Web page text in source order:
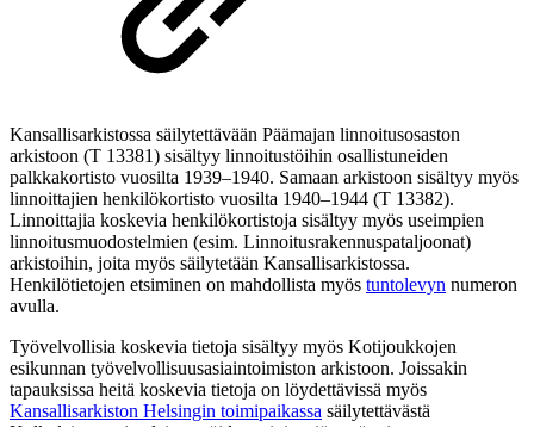
Kansallisarkistossa säilytettävään Päämajan linnoitusosaston
arkistoon (T 13381) sisältyy linnoitustöihin osallistuneiden
palkkakortisto vuosilta 1939–1940. Samaan arkistoon sisältyy myös
linnoittajien henkilökortisto vuosilta 1940–1944 (T 13382).
Linnoittajia koskevia henkilökortistoja sisältyy myös useimpien
linnoitusmuodostelmien (esim. Linnoitusrakennuspataljoonat)
arkistoihin, joita myös säilytetään Kansallisarkistossa.
Henkilötietojen etsiminen on mahdollista myös tuntolevyn numeron
avulla.
Työvelvollisia koskevia tietoja sisältyy myös Kotijoukkojen
esikunnan työvelvollisuusasiaintoimiston arkistoon. Joissakin
tapauksissa heitä koskevia tietoja on löydettävissä myös
Kansallisarkiston Helsingin toimipaikassa säilytettävästä